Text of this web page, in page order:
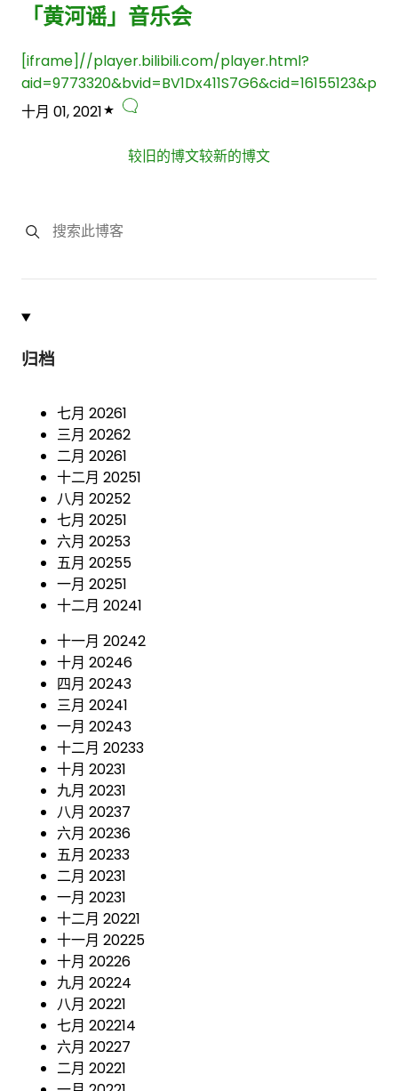
「黄河谣」音乐会
[iframe]//player.bilibili.com/player.html?
十月 01, 2021
较旧的博文较新的博文
归档
七月 20261
三月 20262
二月 20261
十二月 20251
八月 20252
七月 20251
六月 20253
五月 20255
一月 20251
十二月 20241
十一月 20242
十月 20246
四月 20243
三月 20241
一月 20243
十二月 20233
十月 20231
九月 20231
八月 20237
六月 20236
五月 20233
二月 20231
一月 20231
十二月 20221
十一月 20225
十月 20226
九月 20224
八月 20221
七月 202214
六月 20227
二月 20221